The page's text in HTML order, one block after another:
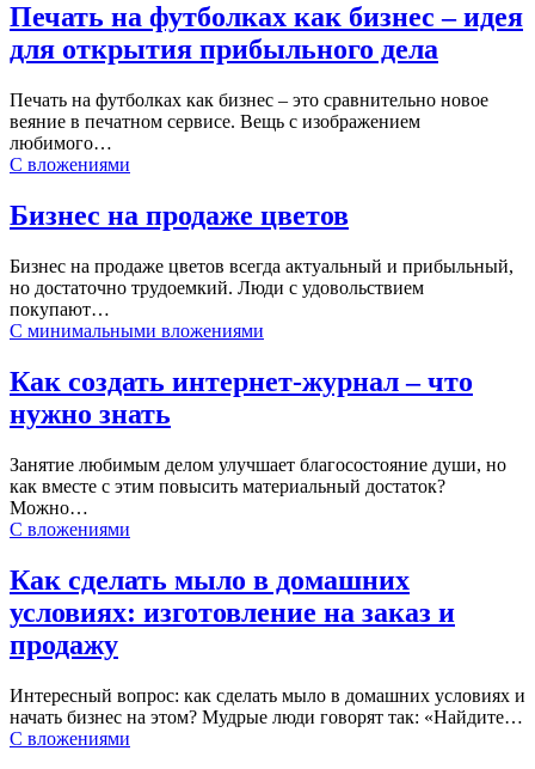
Печать на футболках как бизнес – идея
для открытия прибыльного дела
Печать на футболках как бизнес – это сравнительно новое
веяние в печатном сервисе. Вещь с изображением
любимого…
С вложениями
Бизнес на продаже цветов
Бизнес на продаже цветов всегда актуальный и прибыльный,
но достаточно трудоемкий. Люди с удовольствием
покупают…
С минимальными вложениями
Как создать интернет-журнал – что
нужно знать
Занятие любимым делом улучшает благосостояние души, но
как вместе с этим повысить материальный достаток?
Можно…
С вложениями
Как сделать мыло в домашних
условиях: изготовление на заказ и
продажу
Интересный вопрос: как сделать мыло в домашних условиях и
начать бизнес на этом? Мудрые люди говорят так: «Найдите…
С вложениями